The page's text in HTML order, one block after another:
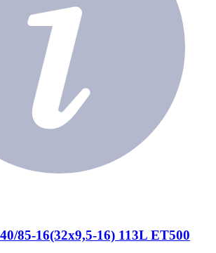
85-16(32x9,5-16) 113L ET500